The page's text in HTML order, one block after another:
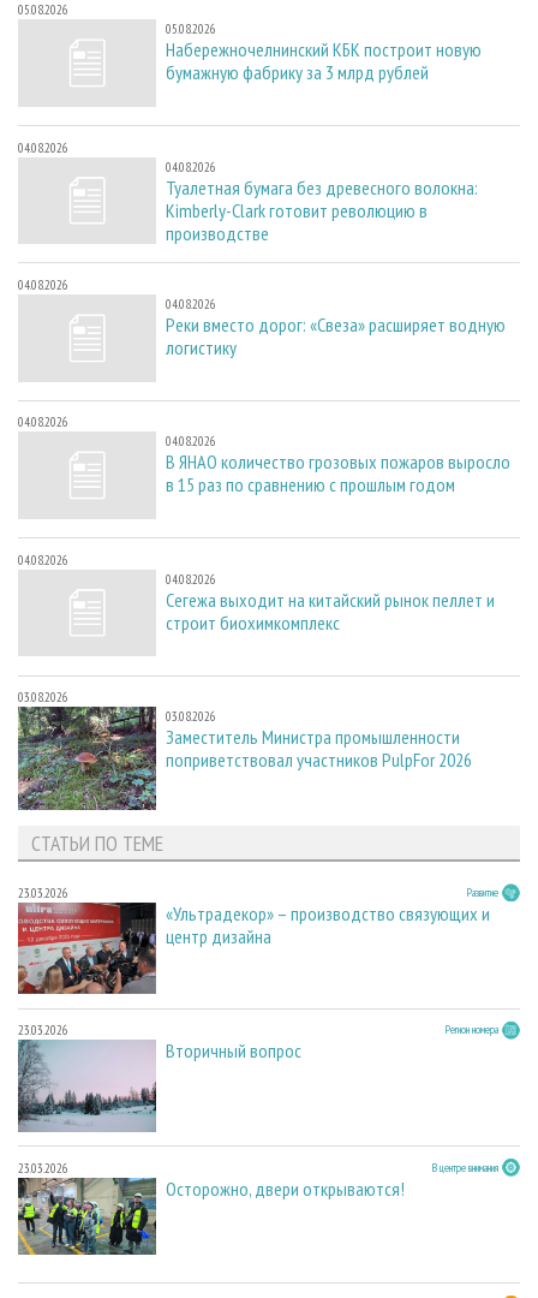
05.08.2026
05.08.2026
Набережночелнинский КБК построит новую
бумажную фабрику за 3 млрд рублей
04.08.2026
04.08.2026
Туалетная бумага без древесного волокна:
Kimberly-Clark готовит революцию в
производстве
04.08.2026
04.08.2026
Реки вместо дорог: «Свеза» расширяет водную
логистику
04.08.2026
04.08.2026
В ЯНАО количество грозовых пожаров выросло
в 15 раз по сравнению с прошлым годом
04.08.2026
04.08.2026
Сегежа выходит на китайский рынок пеллет и
строит биохимкомплекс
03.08.2026
03.08.2026
Заместитель Министра промышленности
поприветствовал участников PulpFor 2026
СТАТЬИ ПО ТЕМЕ
23.03.2026 Развитие
«Ультрадекор» – производство связующих и
центр дизайна
23.03.2026 Регион номера
Вторичный вопрос
23.03.2026 В центре внимания
Осторожно, двери открываются!